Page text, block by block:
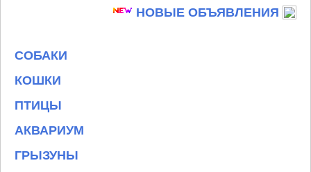
НОВЫЕ ОБЪЯВЛЕНИЯ
СОБАКИ
КОШКИ
ПТИЦЫ
АКВАРИУМ
ГРЫЗУНЫ